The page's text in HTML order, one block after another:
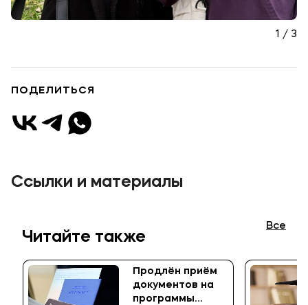
1 / 3
ПОДЕЛИТЬСЯ
Ссылки и материалы
Читайте также
Все
Продлён приём
документов на
программы